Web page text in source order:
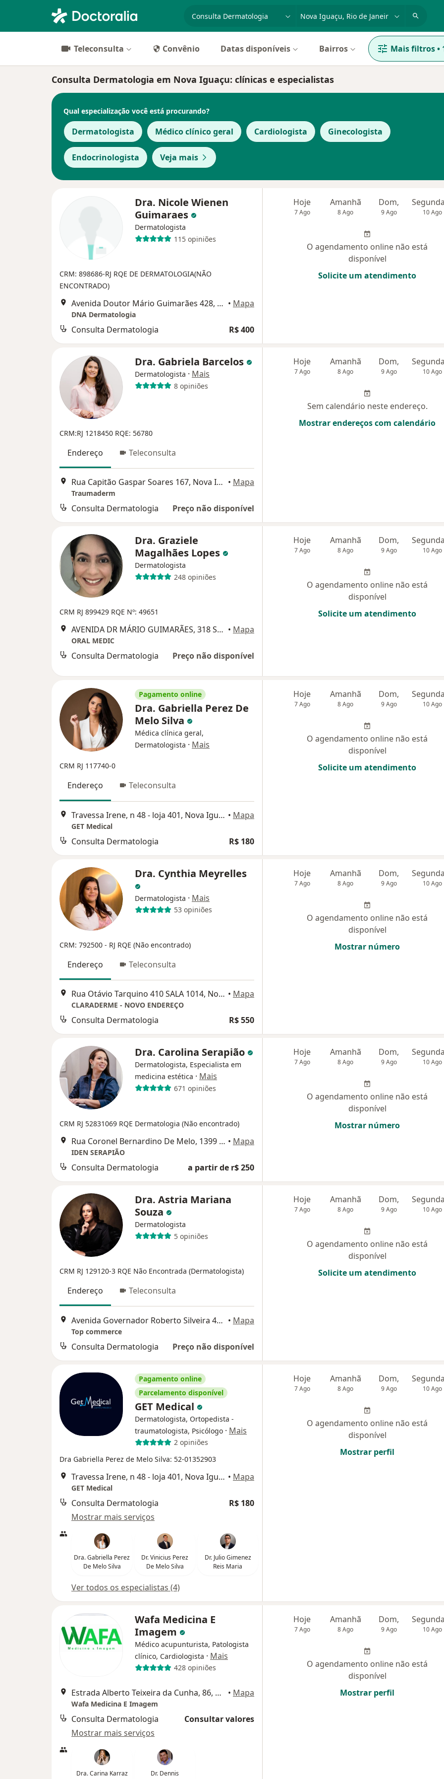
Teleconsulta Convênio Datas disponíveis Bairros Mais filtros•
Consulta Dermatologia em Nova Iguaçu: clínicas e especialistas
Qual especialização você está procurando?
Dermatologista Médico clínico geral Cardiologista Ginecologista
Endocrinologista Veja mais
Dra. Nicole Wienen
Guimaraes
Dermatologista
115 opiniões
CRM: 898686-RJ RQE DE DERMATOLOGIA(NÃO
ENCONTRADO)
Avenida Doutor Mário Guimarães 428, Nova Iguaçu • Mapa
DNA Dermatologia
Consulta Dermatologia R$ 400
Hoje
7 Ago
Amanhã
8 Ago
Dom,
9 Ago 10 Ago
O agendamento online não está
disponível
Solicite um atendimento
Dra. Gabriela Barcelos
Dermatologista · Mais
8 opiniões
CRM:RJ 1218450 RQE: 56780
Endereço Teleconsulta
Rua Capitão Gaspar Soares 167, Nova Iguaçu • Mapa
Traumaderm
Consulta Dermatologia Preço não disponível
Hoje
7 Ago
Amanhã
8 Ago
Dom,
9 Ago 10 Ago
Sem calendário neste endereço.
Mostrar endereços com calendário
Dra. Graziele
Magalhães Lopes
Dermatologista
248 opiniões
CRM RJ 899429 RQE Nº: 49651
AVENIDA DR MÁRIO GUIMARÃES, 318 Sala 501, Nova Iguaçu • Mapa
ORAL MEDIC
Consulta Dermatologia Preço não disponível
Hoje
7 Ago
Amanhã
8 Ago
Dom,
9 Ago 10 Ago
O agendamento online não está
disponível
Solicite um atendimento
Pagamento online
Dra. Gabriella Perez De
Melo Silva
Médica clínica geral,
Dermatologista · Mais
CRM RJ 117740-0
Endereço Teleconsulta
Travessa Irene, n 48 - loja 401, Nova Iguaçu • Mapa
GET Medical
Consulta Dermatologia R$ 180
Hoje
7 Ago
Amanhã
8 Ago
Dom,
9 Ago 10 Ago
O agendamento online não está
disponível
Solicite um atendimento
Dra. Cynthia Meyrelles
Dermatologista · Mais
53 opiniões
CRM: 792500 - RJ RQE (Não encontrado)
Endereço Teleconsulta
Rua Otávio Tarquino 410 SALA 1014, Nova Iguaçu • Mapa
CLARADERME - NOVO ENDEREÇO
Consulta Dermatologia R$ 550
Hoje
7 Ago
Amanhã
8 Ago
Dom,
9 Ago 10 Ago
O agendamento online não está
disponível
Mostrar número
Dra. Carolina Serapião
Dermatologista, Especialista em
medicina estética · Mais
671 opiniões
CRM RJ 52831069 RQE Dermatologia (Não encontrado)
Rua Coronel Bernardino De Melo, 1399 Sala 404, Nova Iguaçu • Mapa
IDEN SERAPIÃO
Consulta Dermatologia a partir de r$ 250
Hoje
7 Ago
Amanhã
8 Ago
Dom,
9 Ago 10 Ago
O agendamento online não está
disponível
Mostrar número
Dra. Astria Mariana
Souza
Dermatologista
5 opiniões
CRM RJ 129120-3 RQE Não Encontrada (Dermatologista)
Endereço Teleconsulta
Avenida Governador Roberto Silveira 470, Nova Iguaçu • Mapa
Top commerce
Consulta Dermatologia Preço não disponível
Hoje
7 Ago
Amanhã
8 Ago
Dom,
9 Ago 10 Ago
O agendamento online não está
disponível
Solicite um atendimento
Pagamento online
Parcelamento disponível
GET Medical
Dermatologista, Ortopedista -
traumatologista, Psicólogo · Mais
2 opiniões
Dra Gabriella Perez de Melo Silva: 52-01352903
Travessa Irene, n 48 - loja 401, Nova Iguaçu • Mapa
GET Medical
Consulta Dermatologia
R$ 180
Mostrar mais serviços
Dra. Gabriella Perez
De Melo Silva
Dr. Vinicius Perez
De Melo Silva
Dr. Julio Gimenez
Reis Maria
Ver todos os especialistas (4)
Hoje
7 Ago
Amanhã
8 Ago
Dom,
9 Ago 10 Ago
O agendamento online não está
disponível
Mostrar perfil
Wafa Medicina E
Imagem
Médico acupunturista, Patologista
clínico, Cardiologista · Mais
428 opiniões
Estrada Alberto Teixeira da Cunha, 86, Nilópolis • Mapa
Wafa Medicina E Imagem
Consulta Dermatologia
Consultar valores
Mostrar mais serviços
Dra. Carina Karraz
Dr. Dennis
Hoje
7 Ago
Amanhã
8 Ago
Dom,
9 Ago 10 Ago
O agendamento online não está
disponível
Mostrar perfil